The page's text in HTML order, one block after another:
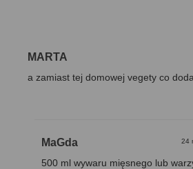
MARTA
a zamiast tej domowej vegety co
MaGda 24
500 ml wywaru mięsnego lub